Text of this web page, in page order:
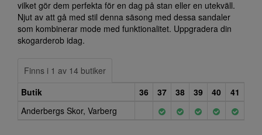
vilket gör dem perfekta för en dag på stan eller en utekväll.
Njut av att gå med stil denna säsong med dessa sandaler
som kombinerar mode med funktionalitet. Uppgradera din
skogarderob idag.
Finns i 1 av 14 butiker
Butik
36 37 38 39 40
41
Anderbergs Skor, Varberg